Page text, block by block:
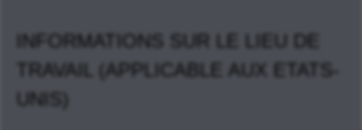
INFORMATIONS SUR LE LIEU DE
TRAVAIL (APPLICABLE AUX ETATS-
UNIS)